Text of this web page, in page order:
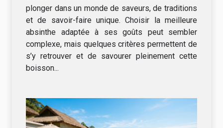
plonger dans un monde de saveurs, de traditions
et de savoir-faire unique. Choisir la meilleure
absinthe adaptée à ses goûts peut sembler
complexe, mais quelques critères permettent de
s’y retrouver et de savourer pleinement cette
boisson...